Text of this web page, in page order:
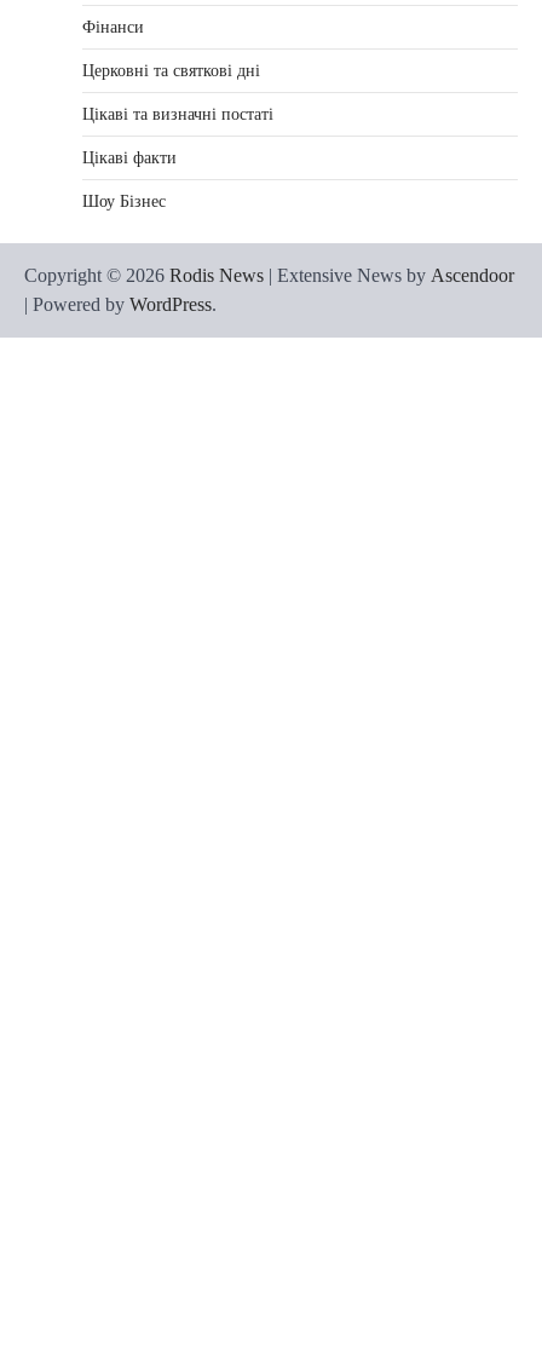
Фінанси
Церковні та святкові дні
Цікаві та визначні постаті
Цікаві факти
Шоу Бізнес
Copyright © 2026 Rodis News | Extensive News by Ascendoor
| Powered by WordPress.